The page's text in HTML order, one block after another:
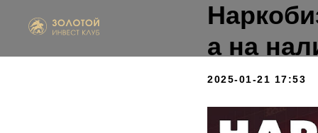
а на
2025-01-21 17:53